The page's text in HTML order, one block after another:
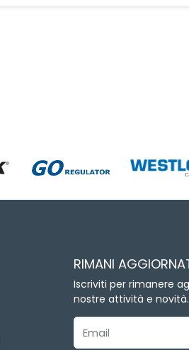
RIMANI
Iscriviti per rimanere
nostre attività e novità.